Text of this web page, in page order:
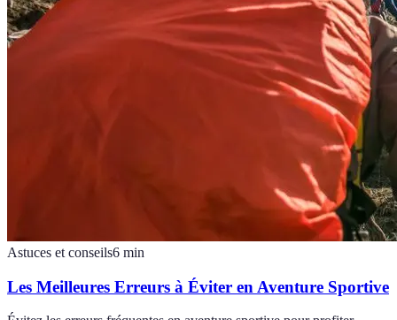
Astuces et conseils6 min
Les Meilleures Erreurs à Éviter en Aventure Sportive